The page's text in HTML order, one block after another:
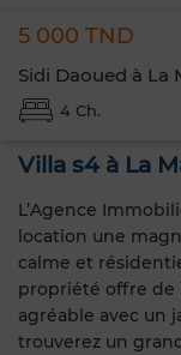
5 000 TND
Sidi Daoued à La
4 Ch.
Villa s4 à La
L’Agence
location une
calme et
propriété offre de
agréable avec un
trouverez un